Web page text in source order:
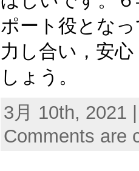
ポート役とな
力し合い，安
しょう。
3月 10th, 2021
Comments are